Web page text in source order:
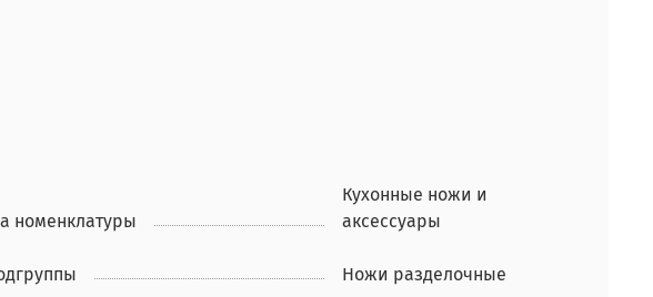
номенклатуры
Кухонные ножи и
аксессуары
Ножи разделочные